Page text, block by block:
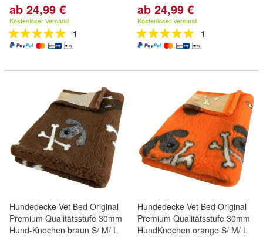
ab 24,99 €
Kostenloser Versand
1
ab 24,99 €
Kostenloser Versand
1
Hundedecke Vet Bed Original
Premium Qualitätsstufe 30mm
Hund-Knochen braun S/ M/ L
Hundedecke Vet Bed Original
Premium Qualitätsstufe 30mm
HundKnochen orange S/ M/ L